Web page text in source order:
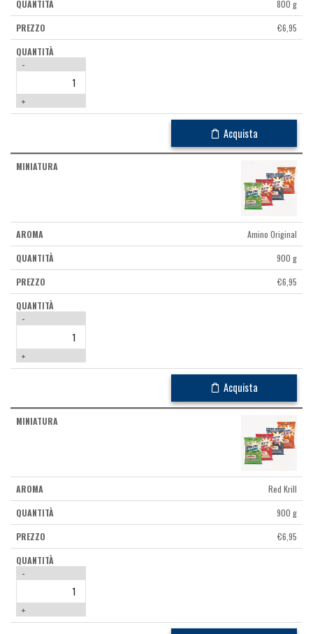
800 g
€6,95
-
+
Acquista
Amino Original
900 g
€6,95
-
+
Acquista
Red Krill
900 g
€6,95
-
+